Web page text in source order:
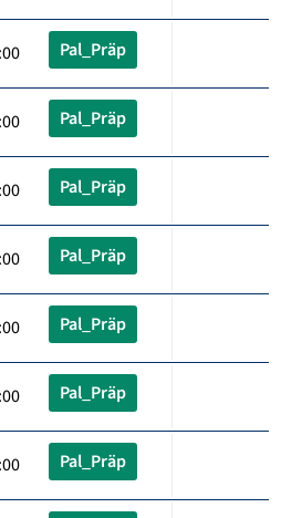
Pal_Präp
Pal_Präp
Pal_Präp
Pal_Präp
Pal_Präp
Pal_Präp
Pal_Präp